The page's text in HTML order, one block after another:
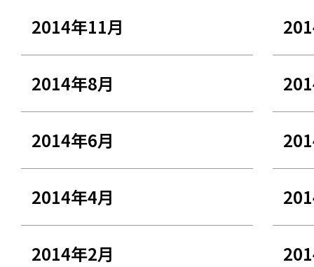
2014年11月
2014年8月
2014年6月
2014年4月
2014年2月